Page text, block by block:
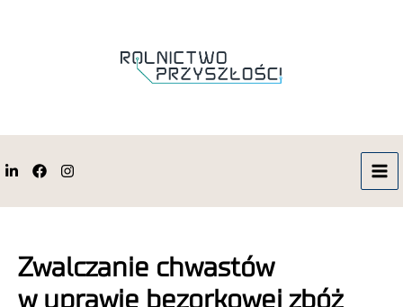
Zwalczanie chwastów
w uprawie bezorkowej zbóż